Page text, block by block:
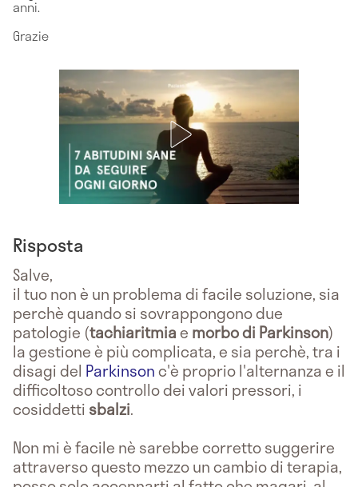
anni.
Grazie
Risposta
Salve,
il tuo non è un problema di facile soluzione, sia
perchè quando si sovrappongono due
patologie (tachiaritmiae morbo di Parkinson)
la gestione è più complicata, e sia perchè, tra i
disagi del Parkinsonc'è proprio l'alternanza e il
difficoltoso controllo dei valori pressori, i
cosiddetti sbalzi.
Non mi è facile nè sarebbe corretto suggerire
attraverso questo mezzo un cambio di terapia,